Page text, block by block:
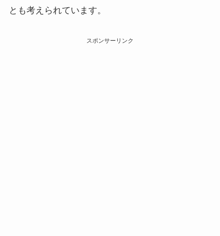
とも考えられています。
スポンサーリンク